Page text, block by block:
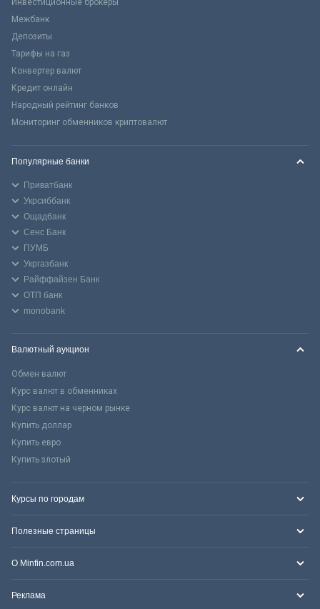
Межбанк
Депозиты
Тарифы на газ
Конвертер валют
Кредит онлайн
Народный рейтинг банков
Мониторинг обменников криптовалют
Популярные банки
Приватбанк
Укрсиббанк
Ощадбанк
Сенс Банк
ПУМБ
Укргазбанк
Райффайзен Банк
ОТП банк
monobank
Валютный аукцион
Обмен валют
Курс валют в обменниках
Курс валют на черном рынке
Купить доллар
Купить евро
Купить злотый
Курсы по городам
Полезные страницы
О Minfin.com.ua
Реклама